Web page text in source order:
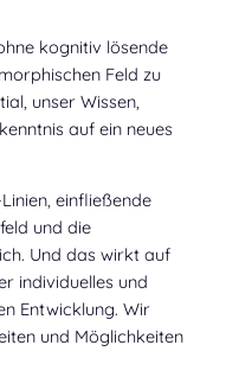
kognitiv lösende
Feld zu
unser Wissen,
auf ein neues
einfließende
und die
Und das wirkt auf
individuelles und
Entwicklung. Wir
und Möglichkeiten